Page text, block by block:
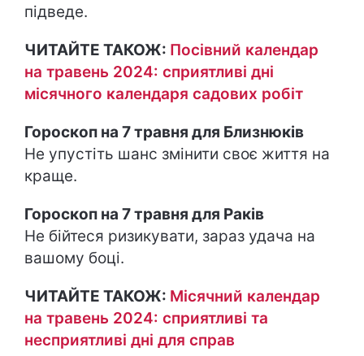
підведе.
ЧИТАЙТЕ ТАКОЖ: Посівний календар
на травень 2024: сприятливі дні
місячного календаря садових робіт
Гороскоп на 7 травня для Близнюків
Не упустіть шанс змінити своє життя на
краще.
Гороскоп на 7 травня для Раків
Не бійтеся ризикувати, зараз удача на
вашому боці.
ЧИТАЙТЕ ТАКОЖ: Місячний календар
на травень 2024: сприятливі та
несприятливі дні для справ